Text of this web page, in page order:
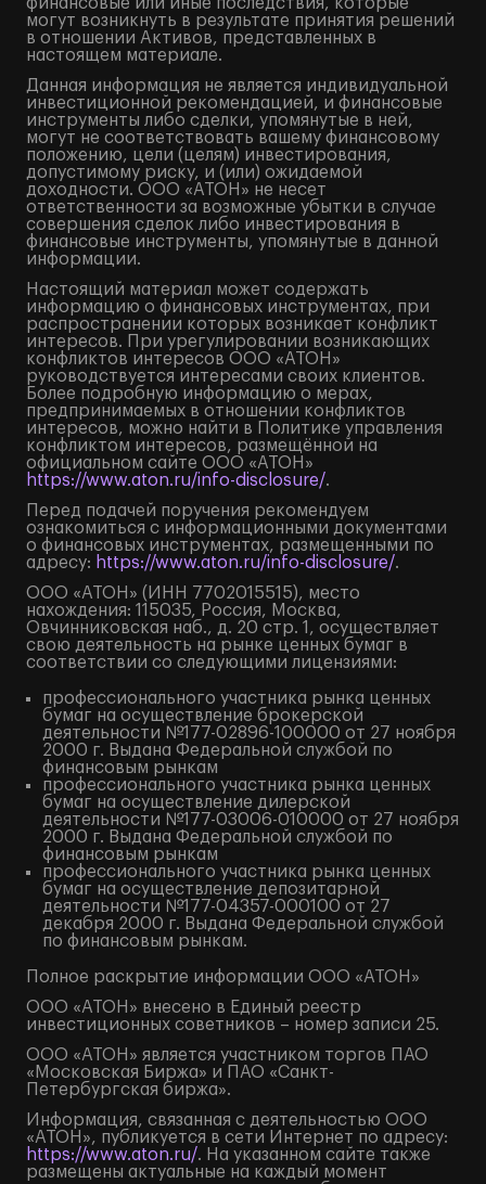
могут возникнуть в результате принятия решений
в отношении Активов, представленных в
настоящем материале.
Данная информация не является индивидуальной
инвестиционной рекомендацией, и финансовые
инструменты либо сделки, упомянутые в ней,
могут не соответствовать вашему финансовому
положению, цели (целям) инвестирования,
допустимому риску, и (или) ожидаемой
доходности. ООО «АТОН» не несет
ответственности за возможные убытки в случае
совершения сделок либо инвестирования в
финансовые инструменты, упомянутые в данной
информации.
Настоящий материал может содержать
информацию о финансовых инструментах, при
распространении которых возникает конфликт
интересов. При урегулировании возникающих
конфликтов интересов ООО «АТОН»
руководствуется интересами своих клиентов.
Более подробную информацию о мерах,
предпринимаемых в отношении конфликтов
интересов, можно найти в Политике управления
конфликтом интересов, размещённой на
официальном сайте ООО «АТОН»
https://www.aton.ru/info-disclosure/.
Перед подачей поручения рекомендуем
ознакомиться с информационными документами
о финансовых инструментах, размещенными по
адресу: https://www.aton.ru/info-disclosure/.
ООО «АТОН» (ИНН 7702015515), место
нахождения: 115035, Россия, Москва,
Овчинниковская наб., д. 20 стр. 1, осуществляет
свою деятельность на рынке ценных бумаг в
соответствии со следующими лицензиями:
профессионального участника рынка ценных
бумаг на осуществление брокерской
деятельности №177-02896-100000 от 27 ноября
2000 г. Выдана Федеральной службой по
финансовым рынкам
профессионального участника рынка ценных
бумаг на осуществление дилерской
деятельности №177-03006-010000 от 27 ноября
2000 г. Выдана Федеральной службой по
финансовым рынкам
профессионального участника рынка ценных
бумаг на осуществление депозитарной
деятельности №177-04357-000100 от 27
декабря 2000 г. Выдана Федеральной службой
по финансовым рынкам.
Полное раскрытие информации ООО «АТОН»
ООО «АТОН» внесено в Единый реестр
инвестиционных советников – номер записи 25.
ООО «АТОН» является участником торгов ПАО
«Московская Биржа» и ПАО «Санкт-
Петербургская биржа».
Информация, связанная с деятельностью ООО
«АТОН», публикуется в сети Интернет по адресу:
https://www.aton.ru/. На указанном сайте также
размещены актуальные на каждый момент